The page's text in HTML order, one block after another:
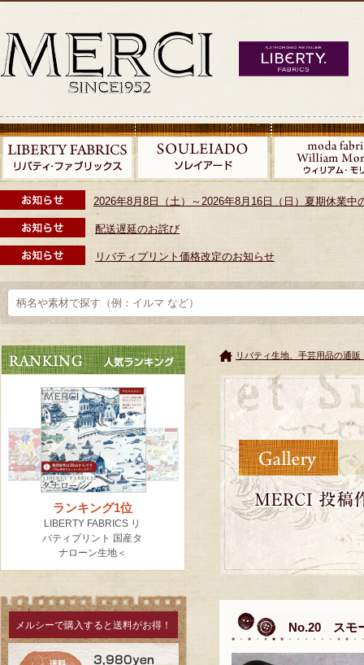
2026年8月8日（土）～2026年8月16日（日）夏期休業中
配送遅延のお詫び
リバティプリント価格改定のお知らせ
メルシーで購入すると送料がお得！
リバティ生地、手芸用品の通
No.20 スモ